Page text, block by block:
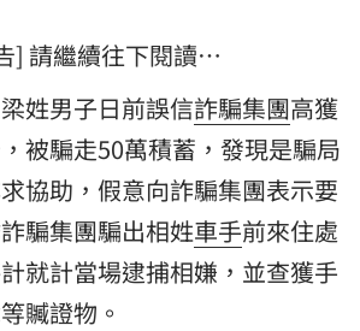
] 請繼續往下閱讀…
姓男子日前誤信詐騙集團高獲
被騙走50萬積蓄，發現是騙局
協助，假意向詐騙集團表示要
騙集團騙出相姓車手前來住處
就計當場逮捕相嫌，並查獲手
贓證物。